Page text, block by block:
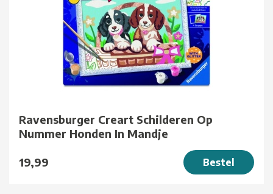
Ravensburger Creart Schilderen Op
Nummer Honden In Mandje
19,99 Bestel